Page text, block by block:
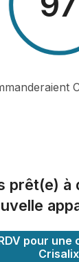
prêt(e) à
pour une
Crisalix